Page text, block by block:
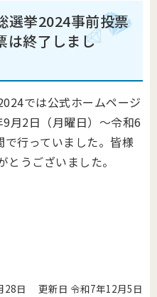
選挙2024事前投票
は終了しまし
では公式ホームページ
月2日（月曜日）～令和6
行っていました。皆様
うございました。
28日 更新日 令和7年12月5日